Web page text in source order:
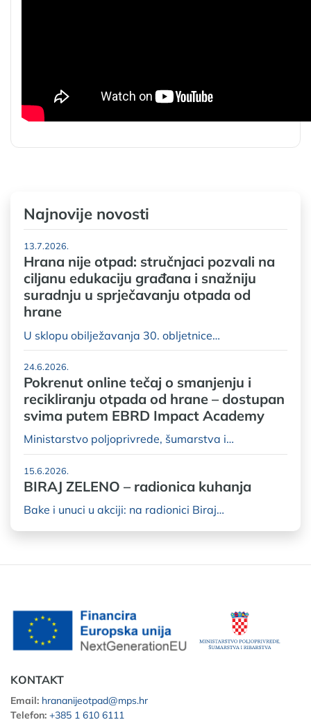
Najnovije novosti
13.7.2026.
Hrana nije otpad: stručnjaci pozvali na
ciljanu edukaciju građana i snažniju
suradnju u sprječavanju otpada od
hrane
U sklopu obilježavanja 30. obljetnice…
24.6.2026.
Pokrenut online tečaj o smanjenju i
recikliranju otpada od hrane – dostupan
svima putem EBRD Impact Academy
Ministarstvo poljoprivrede, šumarstva i…
15.6.2026.
BIRAJ ZELENO – radionica kuhanja
Bake i unuci u akciji: na radionici Biraj…
KONTAKT
Email: hrananijeotpad@mps.hr
Telefon: +385 1 610 6111